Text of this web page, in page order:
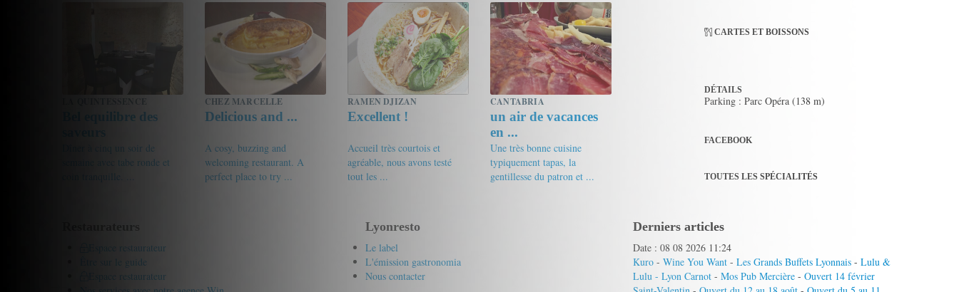
Bel equilibre des
Dîner à cinq un soir de
semaine avec tabe ronde et
CHEZ MARCELLE
Delicious and ...
A cosy, buzzing and
welcoming restaurant. A
perfect place to try ...
RAMEN DJIZAN
Excellent !
Accueil très courtois et
agréable, nous avons testé
tout les ...
CANTABRIA
un air de vacances
en ...
Une très bonne cuisine
typiquement tapas, la
gentillesse du patron et ...
CARTES ET BOISSONS
DÉTAILS
Parking : Parc Opéra (138 m)
FACEBOOK
TOUTES LES SPÉCIALITÉS
Espace restaurateur
Être sur le guide
Espace restaurateur
Lyonresto
Le label
L'émission gastronomia
Nous contacter
Derniers articles
Date : 08 08 2026 11:24
Kuro - Wine You Want - Les Grands Buffets Lyonnais - Lulu &
Lulu - Lyon Carnot - Mos Pub Mercière - Ouvert 14 février